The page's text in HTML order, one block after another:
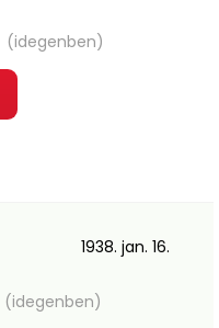
(idegenben)
1938. jan. 16.
(idegenben)